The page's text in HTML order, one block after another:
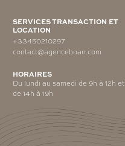
SERVICES TRANSACTION ET
LOCATION
+33450210297
contact@agenceboan.com
HORAIRES
Du lundi au samedi de 9h à 12h et
de 14h à 19h